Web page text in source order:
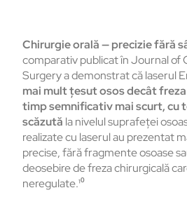
Chirurgie orală — precizie fără
comparativ publicat în Journal of
Surgery a demonstrat că laserul
mai mult țesut osos decât
timp semnificativ mai scurt, cu
scăzută la nivelul suprafeței
realizate cu laserul au prezentat
precise, fără fragmente osoase
deosebire de freza chirurgicală
neregulate.¹⁰